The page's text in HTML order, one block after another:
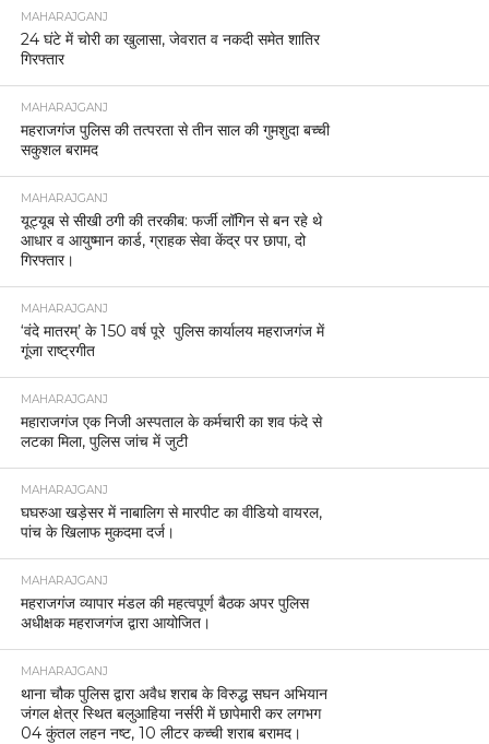
MAHARAJGANJ
24 घंटे में चोरी का खुलासा, जेवरात व नकदी समेत शातिर
गिरफ्तार
MAHARAJGANJ
महराजगंज पुलिस की तत्परता से तीन साल की गुमशुदा बच्ची
सकुशल बरामद
MAHARAJGANJ
यूट्यूब से सीखी ठगी की तरकीब: फर्जी लॉगिन से बन रहे थे
आधार व आयुष्मान कार्ड, ग्राहक सेवा केंद्र पर छापा, दो
गिरफ्तार।
MAHARAJGANJ
‘वंदे मातरम्’ के 150 वर्ष पूरे पुलिस कार्यालय महराजगंज में
गूंजा राष्ट्रगीत
MAHARAJGANJ
महाराजगंज एक निजी अस्पताल के कर्मचारी का शव फंदे से
लटका मिला, पुलिस जांच में जुटी
MAHARAJGANJ
घघरुआ खड़ेसर में नाबालिग से मारपीट का वीडियो वायरल,
पांच के खिलाफ मुकदमा दर्ज।
MAHARAJGANJ
महराजगंज व्यापार मंडल की महत्वपूर्ण बैठक अपर पुलिस
अधीक्षक महराजगंज द्वारा आयोजित।
MAHARAJGANJ
थाना चौक पुलिस द्वारा अवैध शराब के विरुद्ध सघन अभियान
जंगल क्षेत्र स्थित बलुआहिया नर्सरी में छापेमारी कर लगभग
04 कुंतल लहन नष्ट, 10 लीटर कच्ची शराब बरामद।